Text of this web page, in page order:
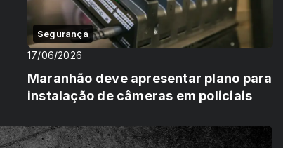
Segurança
17/06/2026
Maranhão deve apresentar plano para
instalação de câmeras em policiais